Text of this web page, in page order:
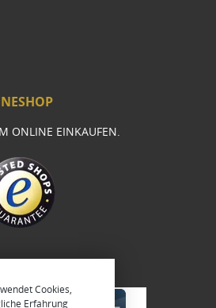
ONLINE EINKAUFEN.
Cookies,
Erfahrung